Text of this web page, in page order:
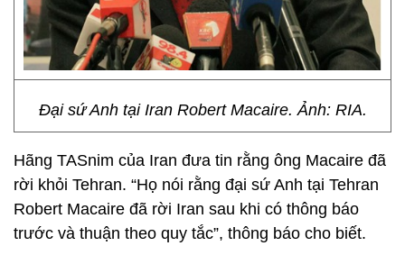
Đại sứ Anh tại Iran Robert Macaire. Ảnh: RIA.
Hãng TASnim của Iran đưa tin rằng ông Macaire đã
rời khỏi Tehran. “Họ nói rằng đại sứ Anh tại Tehran
Robert Macaire đã rời Iran sau khi có thông báo
trước và thuận theo quy tắc”, thông báo cho biết.